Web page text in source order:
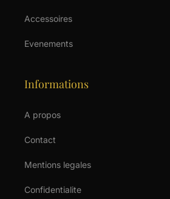
Accessoires
Evenements
Informations
A propos
Contact
Mentions legales
Confidentialite